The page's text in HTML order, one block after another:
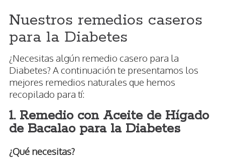
Nuestros remedios caseros
para la Diabetes
¿Necesitas algún remedio casero para la
Diabetes? A continuación te presentamos los
mejores remedios naturales que hemos
recopilado para tí:
1. Remedio con Aceite de Hígado
de Bacalao para la Diabetes
¿Qué necesitas?